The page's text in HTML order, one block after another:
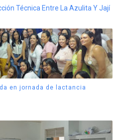
Técnica Entre La Azulita Y Jají
en jornada de lactancia